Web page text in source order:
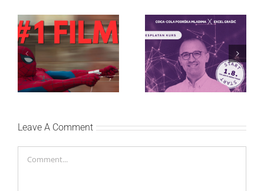
Najuspešnije otvaranje
studijskog filma u Srbiji:
Spajdermen: Novi dan
oborio rekord već prvog
vikenda
Priključi se besplatnoj
regionalnoj AI edukaciji
i nauči kako da
veštačku inteligenciju
primeniš u praksi
Leave A Comment